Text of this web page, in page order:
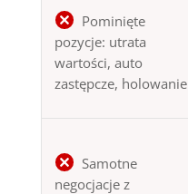
Pominięte
pozycje: utrata
wartości, auto
zastępcze, holowanie
Samotne
negocjacje z